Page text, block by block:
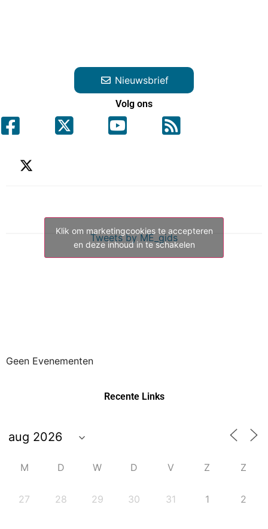
Nieuwsbrief
Volg ons
Tweets by ME_gids
Klik om marketingcookies te accepteren
en deze inhoud in te schakelen
Geen Evenementen
Recente Links
M D W D V Z Z
27 28 29 30 31 1 2